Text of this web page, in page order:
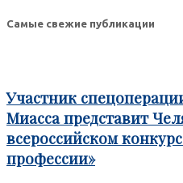
Самые свежие публикации
Участник
Миасса представит
всероссийском
профессии»